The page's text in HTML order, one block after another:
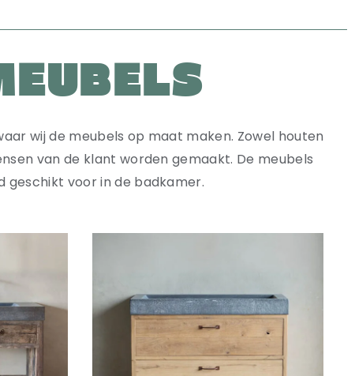
wij de meubels op maat maken. Zowel houten
van de klant worden gemaakt. De meubels
geschikt voor in de badkamer.